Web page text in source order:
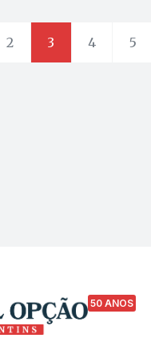
2 3 4 5
50 ANOS